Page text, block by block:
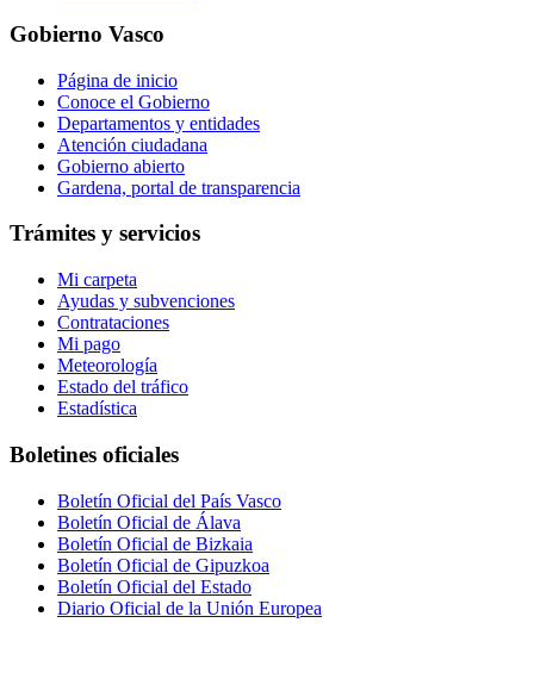
Gobierno Vasco
Página de inicio
Conoce el Gobierno
Departamentos y entidades
Atención ciudadana
Gobierno abierto
Gardena, portal de transparencia
Trámites y servicios
Mi carpeta
Ayudas y subvenciones
Contrataciones
Mi pago
Meteorología
Estado del tráfico
Estadística
Boletines oficiales
Boletín Oficial del País Vasco
Boletín Oficial de Álava
Boletín Oficial de Bizkaia
Boletín Oficial de Gipuzkoa
Boletín Oficial del Estado
Diario Oficial de la Unión Europea